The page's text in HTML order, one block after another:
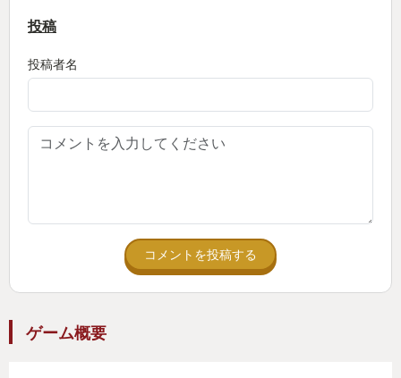
投稿
投稿者名
コメントを投稿する
ゲーム概要